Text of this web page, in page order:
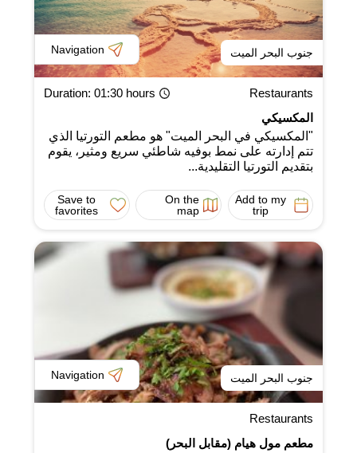
جنوب البحر الميت Navigation
Restaurants
Duration: 01:30 hours
المكسيكي
"المكسيكي في البحر الميت" هو مطعم التورتيا الذي
تتم إدارته على نمط بوفيه شاطئي سريع ومثير، يقوم
بتقديم التورتيا التقليدية...
Add to my
trip
On the
map
Save to
favorites
جنوب البحر الميت Navigation
Restaurants
مطعم مول هيام (مقابل البحر)